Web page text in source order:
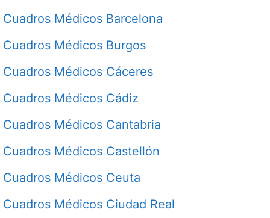
Cuadros Médicos Barcelona
Cuadros Médicos Burgos
Cuadros Médicos Cáceres
Cuadros Médicos Cádiz
Cuadros Médicos Cantabria
Cuadros Médicos Castellón
Cuadros Médicos Ceuta
Cuadros Médicos Ciudad Real